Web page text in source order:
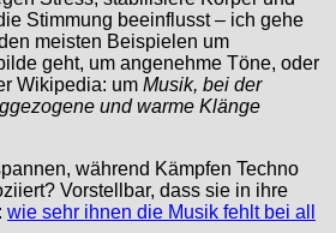
Stimmung beeinflusst – ich gehe
meisten Beispielen um
geht, um angenehme Töne, oder
Wikipedia: um Musik, bei der
und warme Klänge
während Kämpfen Techno
Vorstellbar, dass sie in ihre
wie sehr ihnen die Musik fehlt bei all